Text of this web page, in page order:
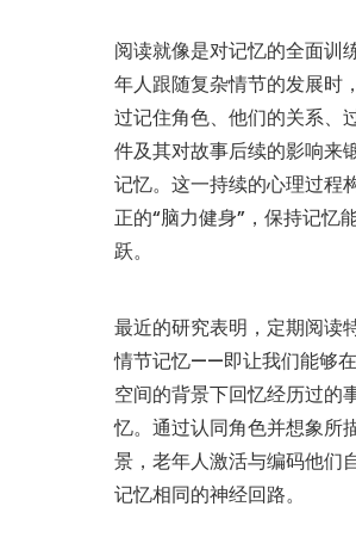
阅读就像是对记忆的全面训
年人跟随复杂情节的发展时
过记住角色、他们的关系、
件及其对故事后续的影响来
记忆。这一持续的心理过程
正的“脑力健身”，保持记忆
跃。
最近的研究表明，定期阅读
情节记忆——即让我们能够
空间的背景下回忆经历过的
忆。通过认同角色并想象所
景，老年人激活与编码他们
记忆相同的神经回路。